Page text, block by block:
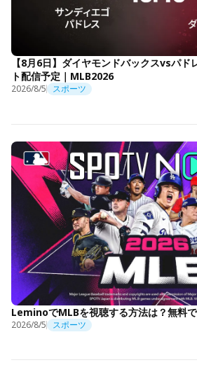
【8月6日】ダイヤモンドバックスvsパド
ト配信予定｜MLB2026
2026/8/5 スポーツ
LeminoでMLBを視聴する方法は？無料
2026/8/5 スポーツ